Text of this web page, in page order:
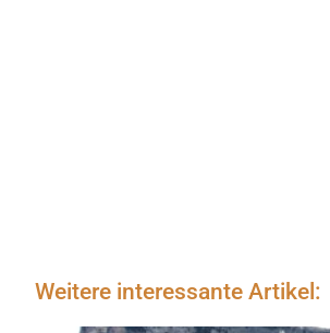
Weitere interessante Artikel: